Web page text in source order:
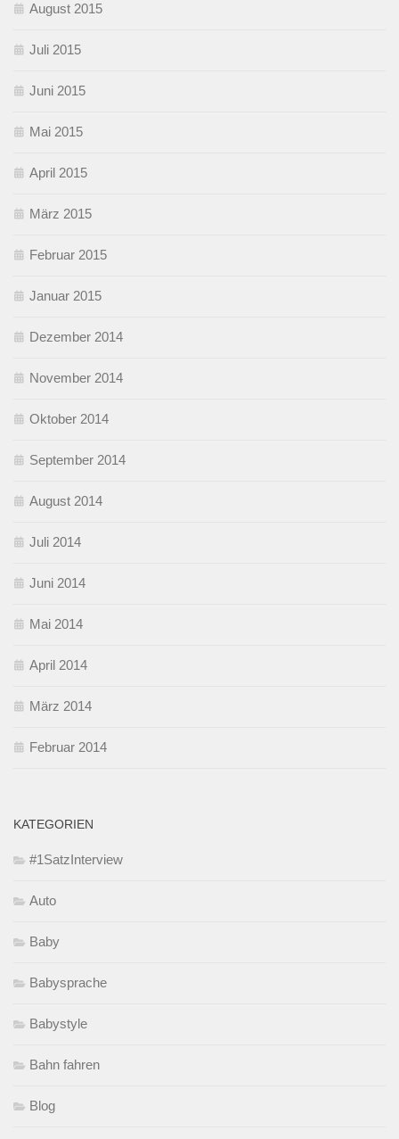
August 2015
Juli 2015
Juni 2015
Mai 2015
April 2015
März 2015
Februar 2015
Januar 2015
Dezember 2014
November 2014
Oktober 2014
September 2014
August 2014
Juli 2014
Juni 2014
Mai 2014
April 2014
März 2014
Februar 2014
KATEGORIEN
#1SatzInterview
Auto
Baby
Babysprache
Babystyle
Bahn fahren
Blog